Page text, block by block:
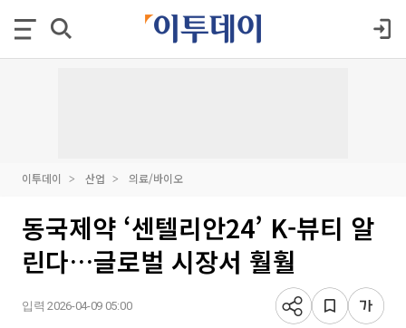
이투데이 산업 의료/바이오
동국제약 ‘센텔리안24’ K-뷰티 알
린다…글로벌 시장서 훨훨
입력 2026-04-09 05:00